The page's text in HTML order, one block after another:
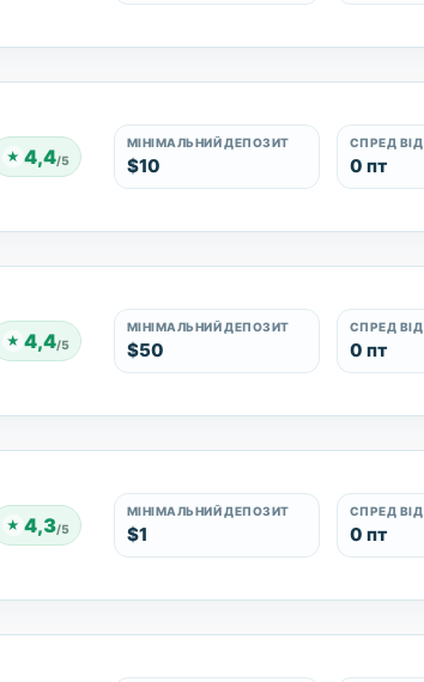
★ 4,4/5
МІНІМАЛЬНИЙ ДЕПОЗИТ
$10
СПРЕД ВІД
0 пт
★ 4,4/5
МІНІМАЛЬНИЙ ДЕПОЗИТ
$50
СПРЕД ВІД
0 пт
★ 4,3/5
МІНІМАЛЬНИЙ ДЕПОЗИТ
$1
СПРЕД ВІД
0 пт